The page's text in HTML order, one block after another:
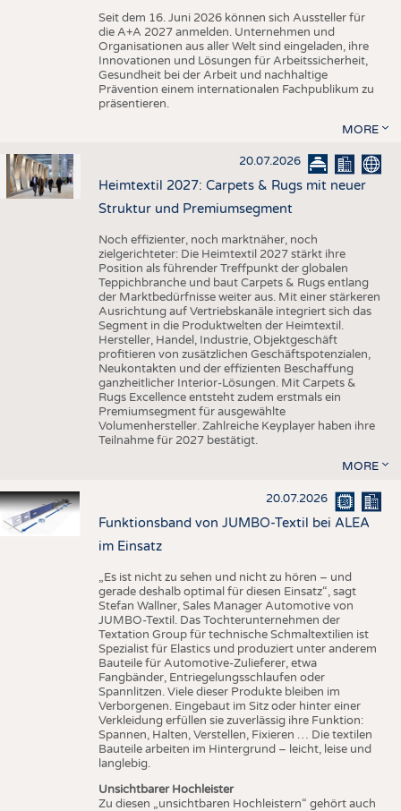
Seit dem 16. Juni 2026 können sich Aussteller für
die A+A 2027 anmelden. Unternehmen und
Organisationen aus aller Welt sind eingeladen, ihre
Innovationen und Lösungen für Arbeitssicherheit,
Gesundheit bei der Arbeit und nachhaltige
Prävention einem internationalen Fachpublikum zu
präsentieren.
MORE
20.07.2026
Heimtextil 2027: Carpets & Rugs mit neuer
Struktur und Premiumsegment
Noch effizienter, noch marktnäher, noch
zielgerichteter: Die Heimtextil 2027 stärkt ihre
Position als führender Treffpunkt der globalen
Teppichbranche und baut Carpets & Rugs entlang
der Marktbedürfnisse weiter aus. Mit einer stärkeren
Ausrichtung auf Vertriebskanäle integriert sich das
Segment in die Produktwelten der Heimtextil.
Hersteller, Handel, Industrie, Objektgeschäft
profitieren von zusätzlichen Geschäftspotenzialen,
Neukontakten und der effizienten Beschaffung
ganzheitlicher Interior-Lösungen. Mit Carpets &
Rugs Excellence entsteht zudem erstmals ein
Premiumsegment für ausgewählte
Volumenhersteller. Zahlreiche Keyplayer haben ihre
Teilnahme für 2027 bestätigt.
MORE
20.07.2026
Funktionsband von JUMBO-Textil bei ALEA
im Einsatz
„Es ist nicht zu sehen und nicht zu hören – und
gerade deshalb optimal für diesen Einsatz“, sagt
Stefan Wallner, Sales Manager Automotive von
JUMBO-Textil. Das Tochterunternehmen der
Textation Group für technische Schmaltextilien ist
Spezialist für Elastics und produziert unter anderem
Bauteile für Automotive-Zulieferer, etwa
Fangbänder, Entriegelungsschlaufen oder
Spannlitzen. Viele dieser Produkte bleiben im
Verborgenen. Eingebaut im Sitz oder hinter einer
Verkleidung erfüllen sie zuverlässig ihre Funktion:
Spannen, Halten, Verstellen, Fixieren … Die textilen
Bauteile arbeiten im Hintergrund – leicht, leise und
langlebig.
Unsichtbarer Hochleister
Zu diesen „unsichtbaren Hochleistern“ gehört auch